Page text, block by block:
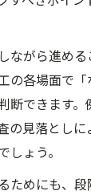
ながら進め
の各場面で
断できます。
の見落としに
ょう。
ためにも、